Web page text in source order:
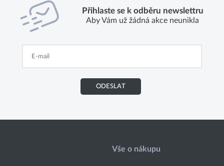
Přihlaste se k odběru newslettru
Aby Vám už žádná akce neunikla
ODESLAT
Vše o nákupu